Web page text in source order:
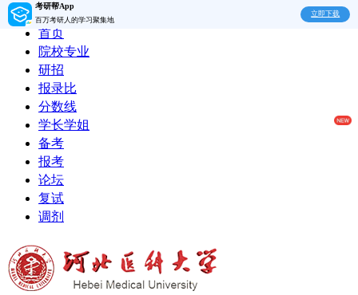
考研帮App
百万考研人的学习聚集地
立即下载
首页
院校专业
研招
报录比
分数线
学长学姐
备考
报考
论坛
复试
调剂